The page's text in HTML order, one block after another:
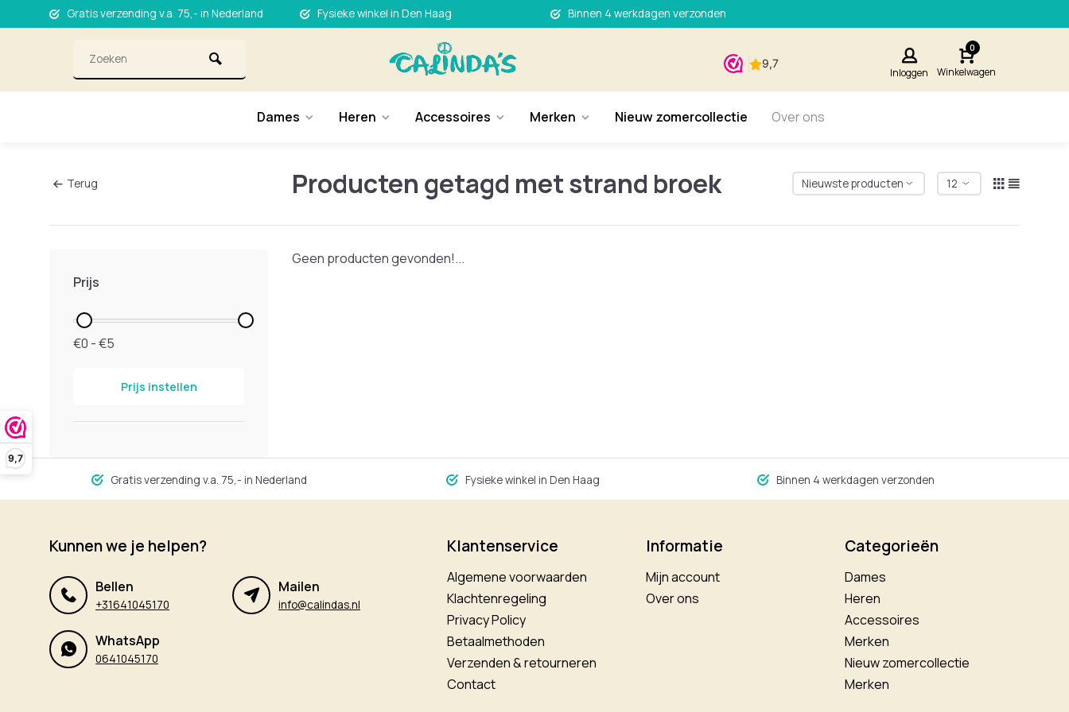
9,7
Gratis verzending v.a. 75,- in Nederland Fysieke winkel in Den Haag Binnen 4 werkdagen verzonden
Inloggen
0
Winkelwagen
Dames Heren Accessoires Merken Nieuw zomercollectie Over ons
Terug Producten getagd met strand broek
Prijs
€0 - €5
Prijs instellen
Geen producten gevonden!...
Gratis verzending v.a. 75,- in Nederland Fysieke winkel in Den Haag Binnen 4 werkdagen verzonden
Kunnen we je helpen?
Bellen
+31641045170
Mailen
info@calindas.nl
WhatsApp
0641045170
Klantenservice
Algemene voorwaarden
Klachtenregeling
Privacy Policy
Betaalmethoden
Verzenden & retourneren
Contact
Informatie
Mijn account
Over ons
Categorieën
Dames
Heren
Accessoires
Merken
Nieuw zomercollectie
Merken